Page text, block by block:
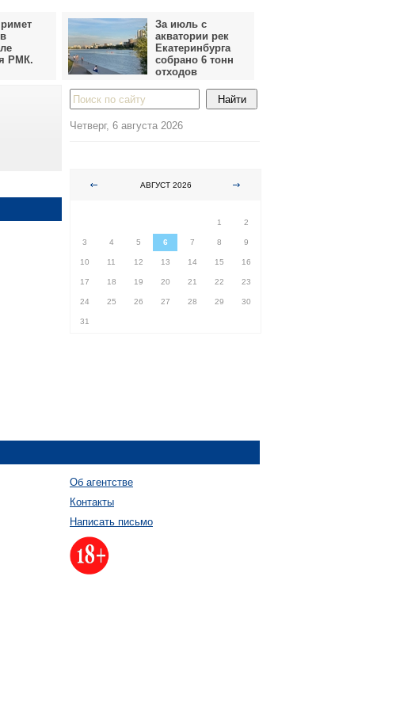
РМК.
За июль с
акватории рек
Екатеринбурга
собрано 6 тонн
отходов
Четверг, 6 августа 2026
АВГУСТ 2026
1
2
3 4 5 6 7 8 9
10 11 12 13 14 15 16
17 18 19 20 21 22 23
24 25 26 27 28 29 30
31
Об агентстве
Контакты
Написать письмо